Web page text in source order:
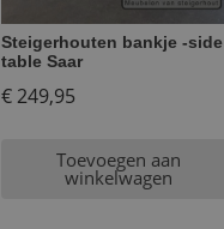
Steigerhouten bankje -side
table Saar
€249,95
Toevoegen aan
winkelwagen